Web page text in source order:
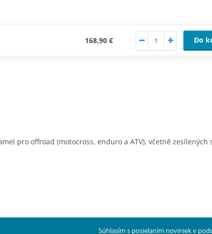
168,90 € Do
pro offroad (motocross, enduro a ATV), včetně zesílených
Súhlasím s posielaním noviniek v